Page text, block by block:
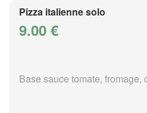
Pizza italienne solo
9.00 €
Base sauce tomate, fromage,